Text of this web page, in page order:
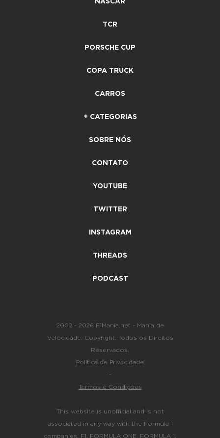
TCR
PORSCHE CUP
COPA TRUCK
CARROS
+ CATEGORIAS
SOBRE NÓS
CONTATO
YOUTUBE
TWITTER
INSTAGRAM
THREADS
PODCAST
2002 - 2026 F1Mania.net - Mania de
Velocidade. Copyright. Todos os Direitos
Reservados.
Política de Privacidade
-
Termos e Condições
This website is unofficial and is not
associated in any way with the Formula 1
companies. F1, FORMULA ONE, FORMULA 1,